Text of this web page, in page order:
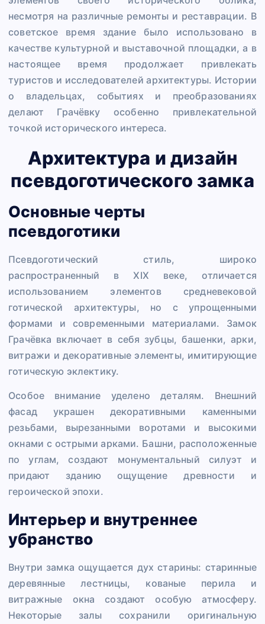
несмотря на различные ремонты и реставрации. В
советское время здание было использовано в
качестве культурной и выставочной площадки, а в
настоящее время продолжает привлекать
туристов и исследователей архитектуры. Истории
о владельцах, событиях и преобразованиях
делают Грачёвку особенно привлекательной
точкой исторического интереса.
Архитектура и дизайн
псевдоготического замка
Основные черты
псевдоготики
Псевдоготический стиль, широко
распространенный в XIX веке, отличается
использованием элементов средневековой
готической архитектуры, но с упрощенными
формами и современными материалами. Замок
Грачёвка включает в себя зубцы, башенки, арки,
витражи и декоративные элементы, имитирующие
готическую эклектику.
Особое внимание уделено деталям. Внешний
фасад украшен декоративными каменными
резьбами, вырезанными воротами и высокими
окнами с острыми арками. Башни, расположенные
по углам, создают монументальный силуэт и
придают зданию ощущение древности и
героической эпохи.
Интерьер и внутреннее
убранство
Внутри замка ощущается дух старины: старинные
деревянные лестницы, кованые перила и
витражные окна создают особую атмосферу.
Некоторые залы сохранили оригинальную